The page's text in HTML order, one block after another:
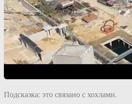
Подсказка: это связано с хохлами.